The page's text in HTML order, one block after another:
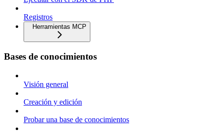
Registros
Herramientas MCP
Bases de conocimientos
Visión general
Creación y edición
Probar una base de conocimientos